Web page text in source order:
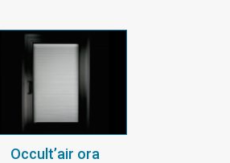
Occult’air ora